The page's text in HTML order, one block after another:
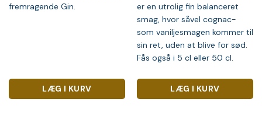
fremragende Gin.
LÆG I KURV
er en utrolig fin balanceret
smag, hvor såvel cognac-
som vaniljesmagen kommer til
sin ret, uden at blive for sød.
Fås også i 5 cl eller 50 cl.
LÆG I KURV